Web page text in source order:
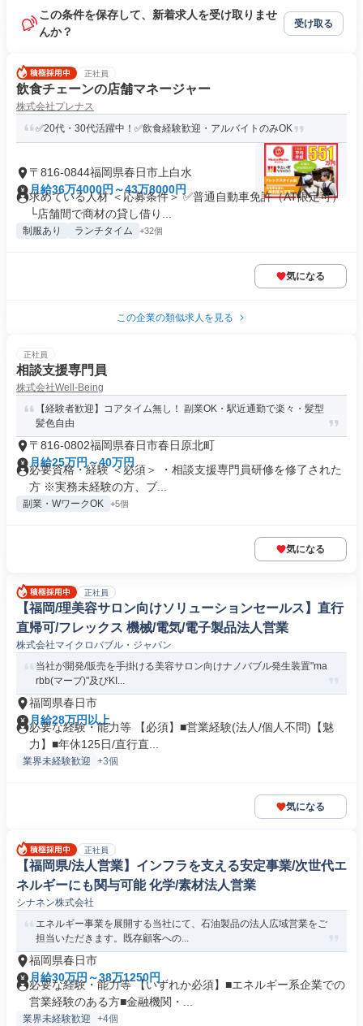
この条件を保存して、新着求人を受け取りませ
んか？
受け取る
正社員
飲食チェーンの店舗マネージャー
株式会社プレナス
✅20代・30代活躍中！✅飲食経験歓迎・アルバイトのみOK
〒816-0844福岡県春日市上白水
月給36万4000円～43万8000円
求めている人材 ＜応募条件＞ ✅普通自動車免許（AT限定可）
└店舗間で商材の貸し借り...
制服あり ランチタイム +32個
気になる
この企業の類似求人を見る
正社員
相談支援専門員
株式会社Well-Being
【経験者歓迎】コアタイム無し！ 副業OK・駅近通勤で楽々・髪型
髪色自由
〒816-0802福岡県春日市春日原北町
月給25万円～40万円
必要資格・経験 ＜必須＞ ・相談支援専門員研修を修了された
方 ※実務未経験の方、ブ...
副業・WワークOK +5個
気になる
正社員
【福岡/理美容サロン向けソリューションセールス】直行
直帰可/フレックス 機械/電気/電子製品法人営業
株式会社マイクロバブル・ジャパン
当社が開発/販売を手掛ける美容サロン向けナノバブル発生装置"ma
rbb(マーブ)"及びKI...
福岡県春日市
月給28万円以上
必要な経験・能力等 【必須】■営業経験(法人/個人不問)【魅
力】■年休125日/直行直...
業界未経験歓迎 +3個
気になる
正社員
【福岡県/法人営業】インフラを支える安定事業/次世代エ
ネルギーにも関与可能 化学/素材法人営業
シナネン株式会社
エネルギー事業を展開する当社にて、石油製品の法人広域営業をご
担当いただきます。既存顧客への...
福岡県春日市
月給30万円～38万1250円
必要な経験・能力等 【いずれか必須】■エネルギー系企業での
営業経験のある方■金融機関・...
業界未経験歓迎 +4個